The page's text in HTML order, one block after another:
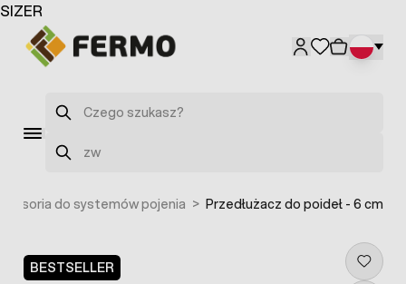
Przejdź do treści
Szukaj
Szukaj
do systemów pojenia > Przedłużacz do poideł - 6 cm
BESTSELLER
SIZER